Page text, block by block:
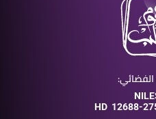
الفضائي:
HD